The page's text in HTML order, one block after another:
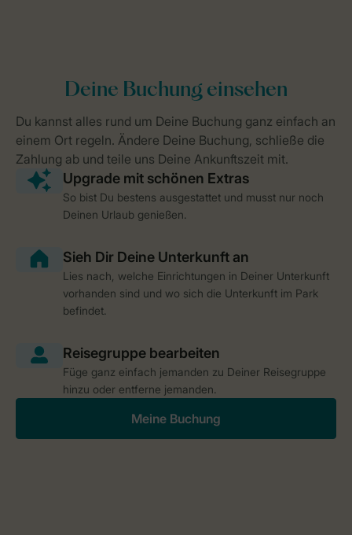
So bist Du bestens ausgestattet und musst nur noch
Deinen Urlaub genießen.
Lies nach, welche Einrichtungen in Deiner Unterkunft
vorhanden sind und wo sich die Unterkunft im Park
befindet.
Füge ganz einfach jemanden zu Deiner Reisegruppe
hinzu oder entferne jemanden.
Meine Buchung